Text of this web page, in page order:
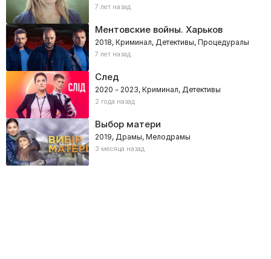
7 лет назад
Ментовские войны. Харьков
2018, Криминал, Детективы, Процедуралы
7 лет назад
След
2020 – 2023, Криминал, Детективы
2 года назад
Выбор матери
2019, Драмы, Мелодрамы
3 месяца назад